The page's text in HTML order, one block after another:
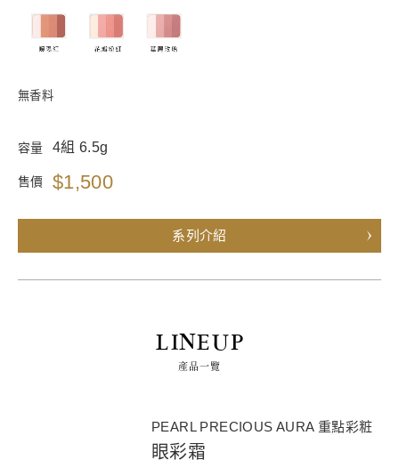
無香料
容量 4組 6.5g
售價 $1,500
系列介紹
LINEUP
產品一覽
PEARL PRECIOUS AURA 重點彩粧
眼彩霜